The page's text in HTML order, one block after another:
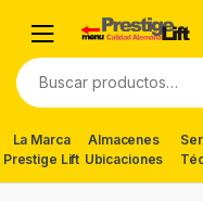
navigation
content
Buscar
por:
La Marca
Prestige Lift
Almacenes
Ubicaciones